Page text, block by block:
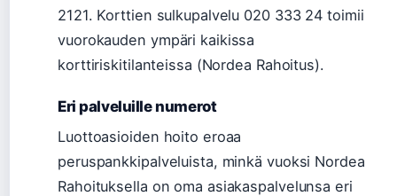
2121. Korttien sulkupalvelu 020 333 24 toimii
vuorokauden ympäri kaikissa
korttiriskitilanteissa (Nordea Rahoitus).
Eri palveluille numerot
Luottoasioiden hoito eroaa
peruspankkipalveluista, minkä vuoksi Nordea
Rahoituksella on oma asiakaspalvelunsa eri